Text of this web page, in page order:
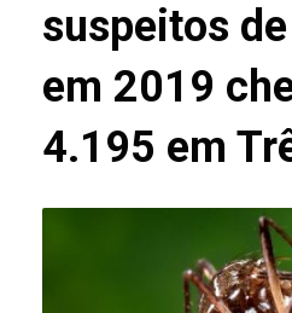
suspeitos
em 2019
4.195 em